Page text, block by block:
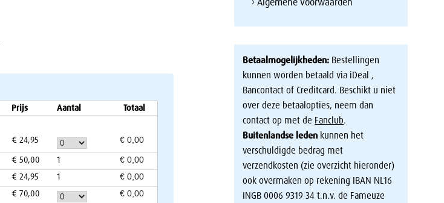
Prijs Aantal
Totaal
€ 24,95
€ 50,00
1
€ 24,95
1
€ 70,00
Betaalmogelijkheden: Bestellingen
kunnen worden betaald via iDeal ,
Bancontact of Creditcard. Beschikt u niet
over deze betaalopties, neem dan
contact op met de Fanclub.
Buitenlandse leden kunnen het
verschuldigde bedrag met
verzendkosten (zie overzicht hieronder)
ook overmaken op rekening IBAN NL16
INGB 0006 9319 34 t.n.v. de Fameuze